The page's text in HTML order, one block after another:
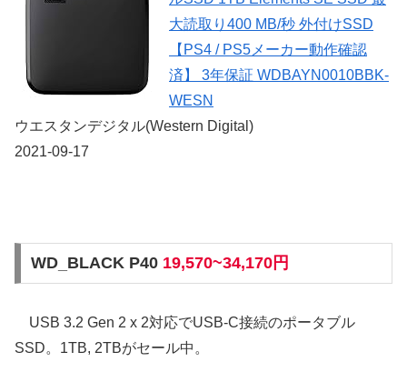
大読取り400 MB/秒 外付けSSD
【PS4 / PS5メーカー動作確認
済】 3年保証 WDBAYN0010BBK-
WESN
ウエスタンデジタル(Western Digital)
2021-09-17
WD_BLACK P40 19,570~34,170円
USB 3.2 Gen 2 x 2対応でUSB-C接続のポータブル
SSD。1TB, 2TBがセール中。